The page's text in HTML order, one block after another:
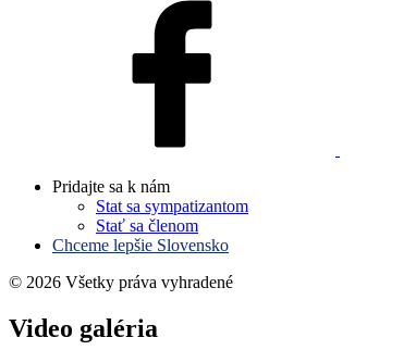
Pridajte sa k nám
Stat sa sympatizantom
Stať sa členom
Chceme lepšie Slovensko
© 2026 Všetky práva vyhradené
Video galéria